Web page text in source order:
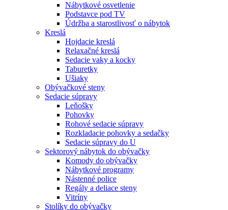
Nábytkové osvetlenie
Podstavce pod TV
Údržba a starostlivosť o nábytok
Kreslá
Hojdacie kreslá
Relaxačné kreslá
Sedacie vaky a kocky
Taburetky
Ušiaky
Obývačkové steny
Sedacie súpravy
Leňošky
Pohovky
Rohové sedacie súpravy
Rozkladacie pohovky a sedačky
Sedacie súpravy do U
Sektorový nábytok do obývačky
Komody do obývačky
Nábytkové programy
Nástenné police
Regály a deliace steny
Vitríny
Stolíky do obývačky